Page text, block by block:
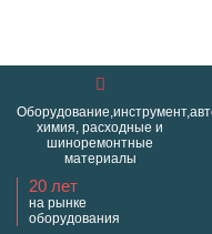
химия, расходные и
шиноремонтные
материалы
20 лет
на рынке
оборудования